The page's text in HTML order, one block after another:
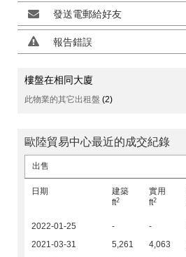
發送電郵給好友
報告錯誤
樓盤在相同大廈
此物業的其它出租盤 (2)
歐陸貿易中心最近的成交紀錄
出售
日期
建築
ft2
實用
ft2
2022-01-25 - -
2021-03-31
5,261 4,063